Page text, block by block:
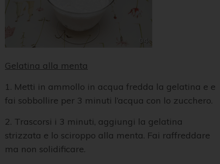
Gelatina alla menta
1. Metti in ammollo in acqua fredda la gelatina e e
fai sobbollire per 3 minuti l’acqua con lo zucchero.
2. Trascorsi i 3 minuti, aggiungi la gelatina
strizzata e lo sciroppo alla menta. Fai raffreddare
ma non solidificare.